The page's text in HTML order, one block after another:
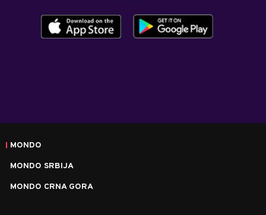
MONDO
MONDO SRBIJA
MONDO CRNA GORA